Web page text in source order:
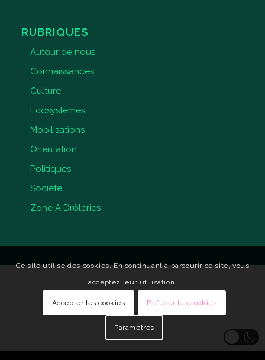
RUBRIQUES
Autour de nous
Connaissances
Culture
Ecosystèmes
Mobilisations
Orientation
Politiques
Société
Zone A Drôleries
Ce site utilise des cookies. En continuant à parcourir ce site, vous
acceptez leur utilisation.
Accepter les cookies Refuser les cookies
Paramètres